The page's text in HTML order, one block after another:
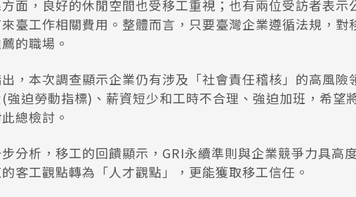
面，良好的休閒空間也受移工重視；也有兩位受訪者表示
臺工作相關費用。整體而言，只要臺灣企業遵循法規，對
的職場。
，本次調查顯示企業仍有涉及「社會責任稽核」的高風險
強迫勞動指標)、薪資短少和工時不合理、強迫加班，希望
總檢討。
分析，移工的回饋顯示，GRI永續準則與企業競爭力具高
客工觀點轉為「人才觀點」，更能獲取移工信任。